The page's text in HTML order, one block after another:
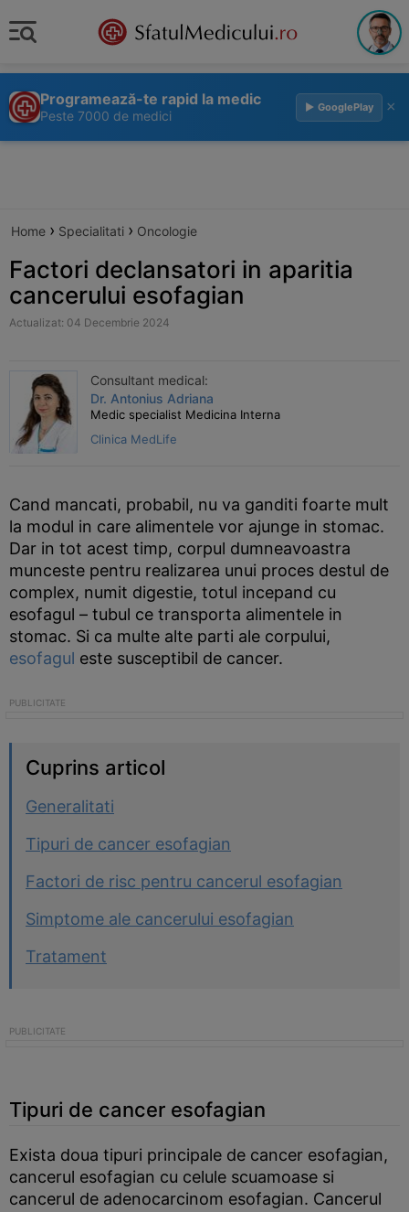
Programează-te rapid la medic
Peste 7000 de medici
▶ GooglePlay ×
Home › Specialitati › Oncologie
Factori declansatori in aparitia
cancerului esofagian
Actualizat: 04 Decembrie 2024
Consultant medical:
Dr. Antonius Adriana
Medic specialist Medicina Interna
Clinica MedLife
Cand mancati, probabil, nu va ganditi foarte mult
la modul in care alimentele vor ajunge in stomac.
Dar in tot acest timp, corpul dumneavoastra
munceste pentru realizarea unui proces destul de
complex, numit digestie, totul incepand cu
esofagul – tubul ce transporta alimentele in
stomac. Si ca multe alte parti ale corpului,
esofagul este susceptibil de cancer.
Cuprins articol
Generalitati
Tipuri de cancer esofagian
Factori de risc pentru cancerul esofagian
Simptome ale cancerului esofagian
Tratament
Tipuri de cancer esofagian
Exista doua tipuri principale de cancer esofagian,
cancerul esofagian cu celule scuamoase si
cancerul de adenocarcinom esofagian. Cancerul